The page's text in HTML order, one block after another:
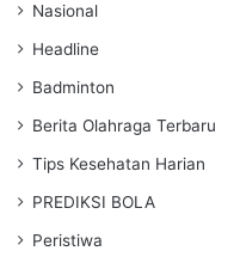
Nasional
Headline
Badminton
Berita Olahraga Terbaru
Tips Kesehatan Harian
PREDIKSI BOLA
Peristiwa